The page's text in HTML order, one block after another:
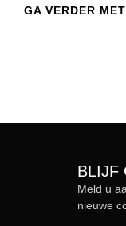
GA VERDER
BLIJF
Meld u
nieuwe